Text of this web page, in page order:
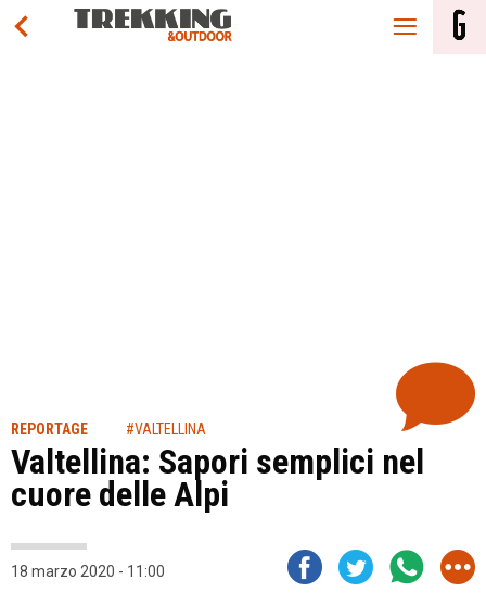
REPORTAGE #VALTELLINA
Valtellina: Sapori semplici nel
cuore delle Alpi
18 marzo 2020 - 11:00